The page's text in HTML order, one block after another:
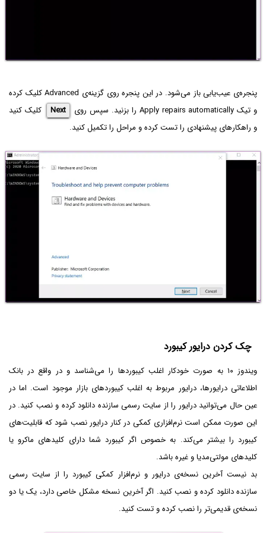
پنجره‌ی عیب‌یابی باز می‌شود. در این پنجره روی گزینه‌ی Advanced کلیک کرده
و تیک Apply repairs automatically را بزنید. سپس روی
Next
کلیک کنید
و راهکارهای پیشنهادی را تست کرده و مراحل را تکمیل کنید.
چک کردن درایور کیبورد
ویندوز ۱۰ به صورت خودکار اغلب کیبوردها را می‌شناسد و در واقع در بانک
اطلاعاتی درایورها، درایور مربوط به اغلب کیبوردهای بازار موجود است. اما در
عین حال می‌توانید درایور را از سایت رسمی سازنده دانلود کرده و نصب کنید. در
این صورت ممکن است نرم‌افزاری کمکی در کنار درایور نصب شود که قابلیت‌های
کیبورد را بیشتر می‌کند. به خصوص اگر کیبورد شما دارای کلیدهای ماکرو یا
کلیدهای مولتی‌مدیا و غیره باشد.
بد نیست آخرین نسخه‌ی درایور و نرم‌افزار کمکی کیبورد را از سایت رسمی
سازنده دانلود کرده و نصب کنید. اگر آخرین نسخه مشکل خاصی دارد، یک یا دو
نسخه‌ی قدیمی‌تر را نصب کرده و تست کنید.